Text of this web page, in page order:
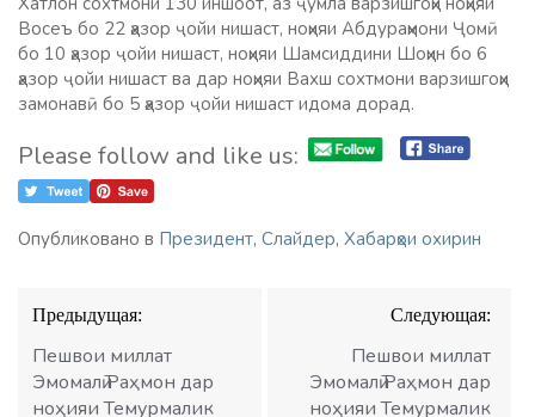
Восеъ бо 22 ҳазор ҷойи нишаст, ноҳияи Абдураҳмони Ҷомӣ
бо 10 ҳазор ҷойи нишаст, ноҳияи Шамсиддини Шоҳин бо 6
ҳазор ҷойи нишаст ва дар ноҳияи Вахш сохтмони варзишгоҳи
замонавӣ бо 5 ҳазор ҷойи нишаст идома дорад.
Please follow and like us:
Опубликовано в Президент, Слайдер, Хабарҳои охирин
Навигация
по
записям
Предыдущая:
Пешвои миллат
Эмомалӣ Раҳмон дар
ноҳияи Темурмалик
Следующая:
Пешвои миллат
Эмомалӣ Раҳмон дар
ноҳияи Темурмалик